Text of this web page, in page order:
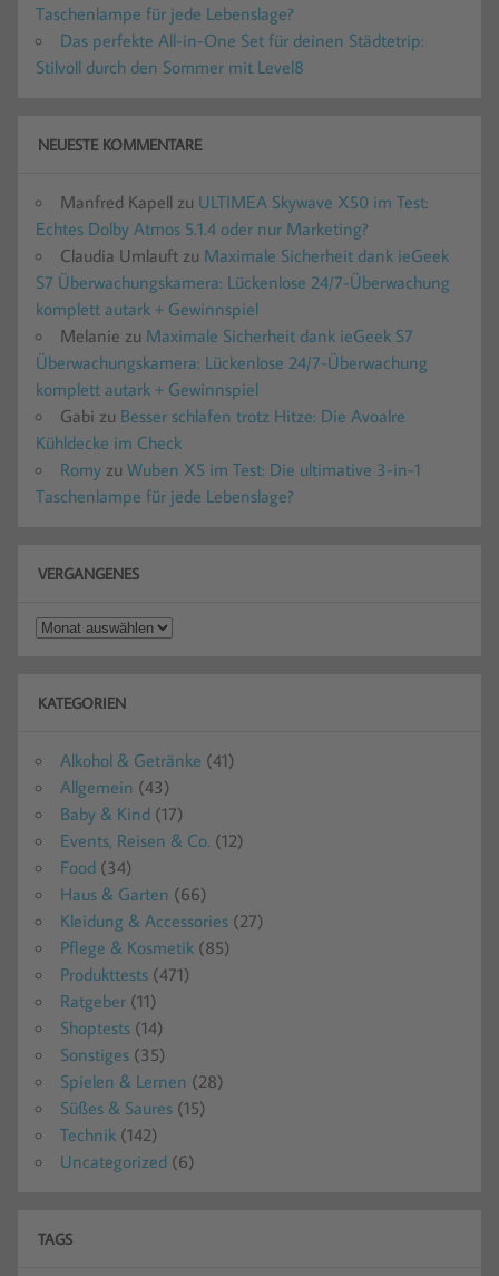
Taschenlampe für jede Lebenslage?
Das perfekte All-in-One Set für deinen Städtetrip:
Stilvoll durch den Sommer mit Level8
NEUESTE KOMMENTARE
Manfred Kapell zu ULTIMEA Skywave X50 im Test:
Echtes Dolby Atmos 5.1.4 oder nur Marketing?
Claudia Umlauft zu Maximale Sicherheit dank ieGeek
S7 Überwachungskamera: Lückenlose 24/7-Überwachung
komplett autark + Gewinnspiel
Melanie zu Maximale Sicherheit dank ieGeek S7
Überwachungskamera: Lückenlose 24/7-Überwachung
komplett autark + Gewinnspiel
Gabi zu Besser schlafen trotz Hitze: Die Avoalre
Kühldecke im Check
Romy zu Wuben X5 im Test: Die ultimative 3-in-1
Taschenlampe für jede Lebenslage?
VERGANGENES
Vergangenes
KATEGORIEN
Alkohol & Getränke (41)
Allgemein (43)
Baby & Kind (17)
Events, Reisen & Co. (12)
Food (34)
Haus & Garten (66)
Kleidung & Accessories (27)
Pflege & Kosmetik (85)
Produkttests (471)
Ratgeber (11)
Shoptests (14)
Sonstiges (35)
Spielen & Lernen (28)
Süßes & Saures (15)
Technik (142)
Uncategorized (6)
TAGS